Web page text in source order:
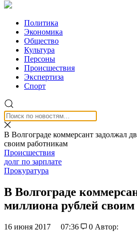
Политика
Экономика
Общество
Культура
Персоны
Происшествия
Экспертиза
Спорт
В Волгограде коммерсант задолжал
своим работникам
Происшествия
долг по зарплате
Прокуратура
В Волгограде
миллиона рублей
16 июня 2017 07:36 0 Автор: